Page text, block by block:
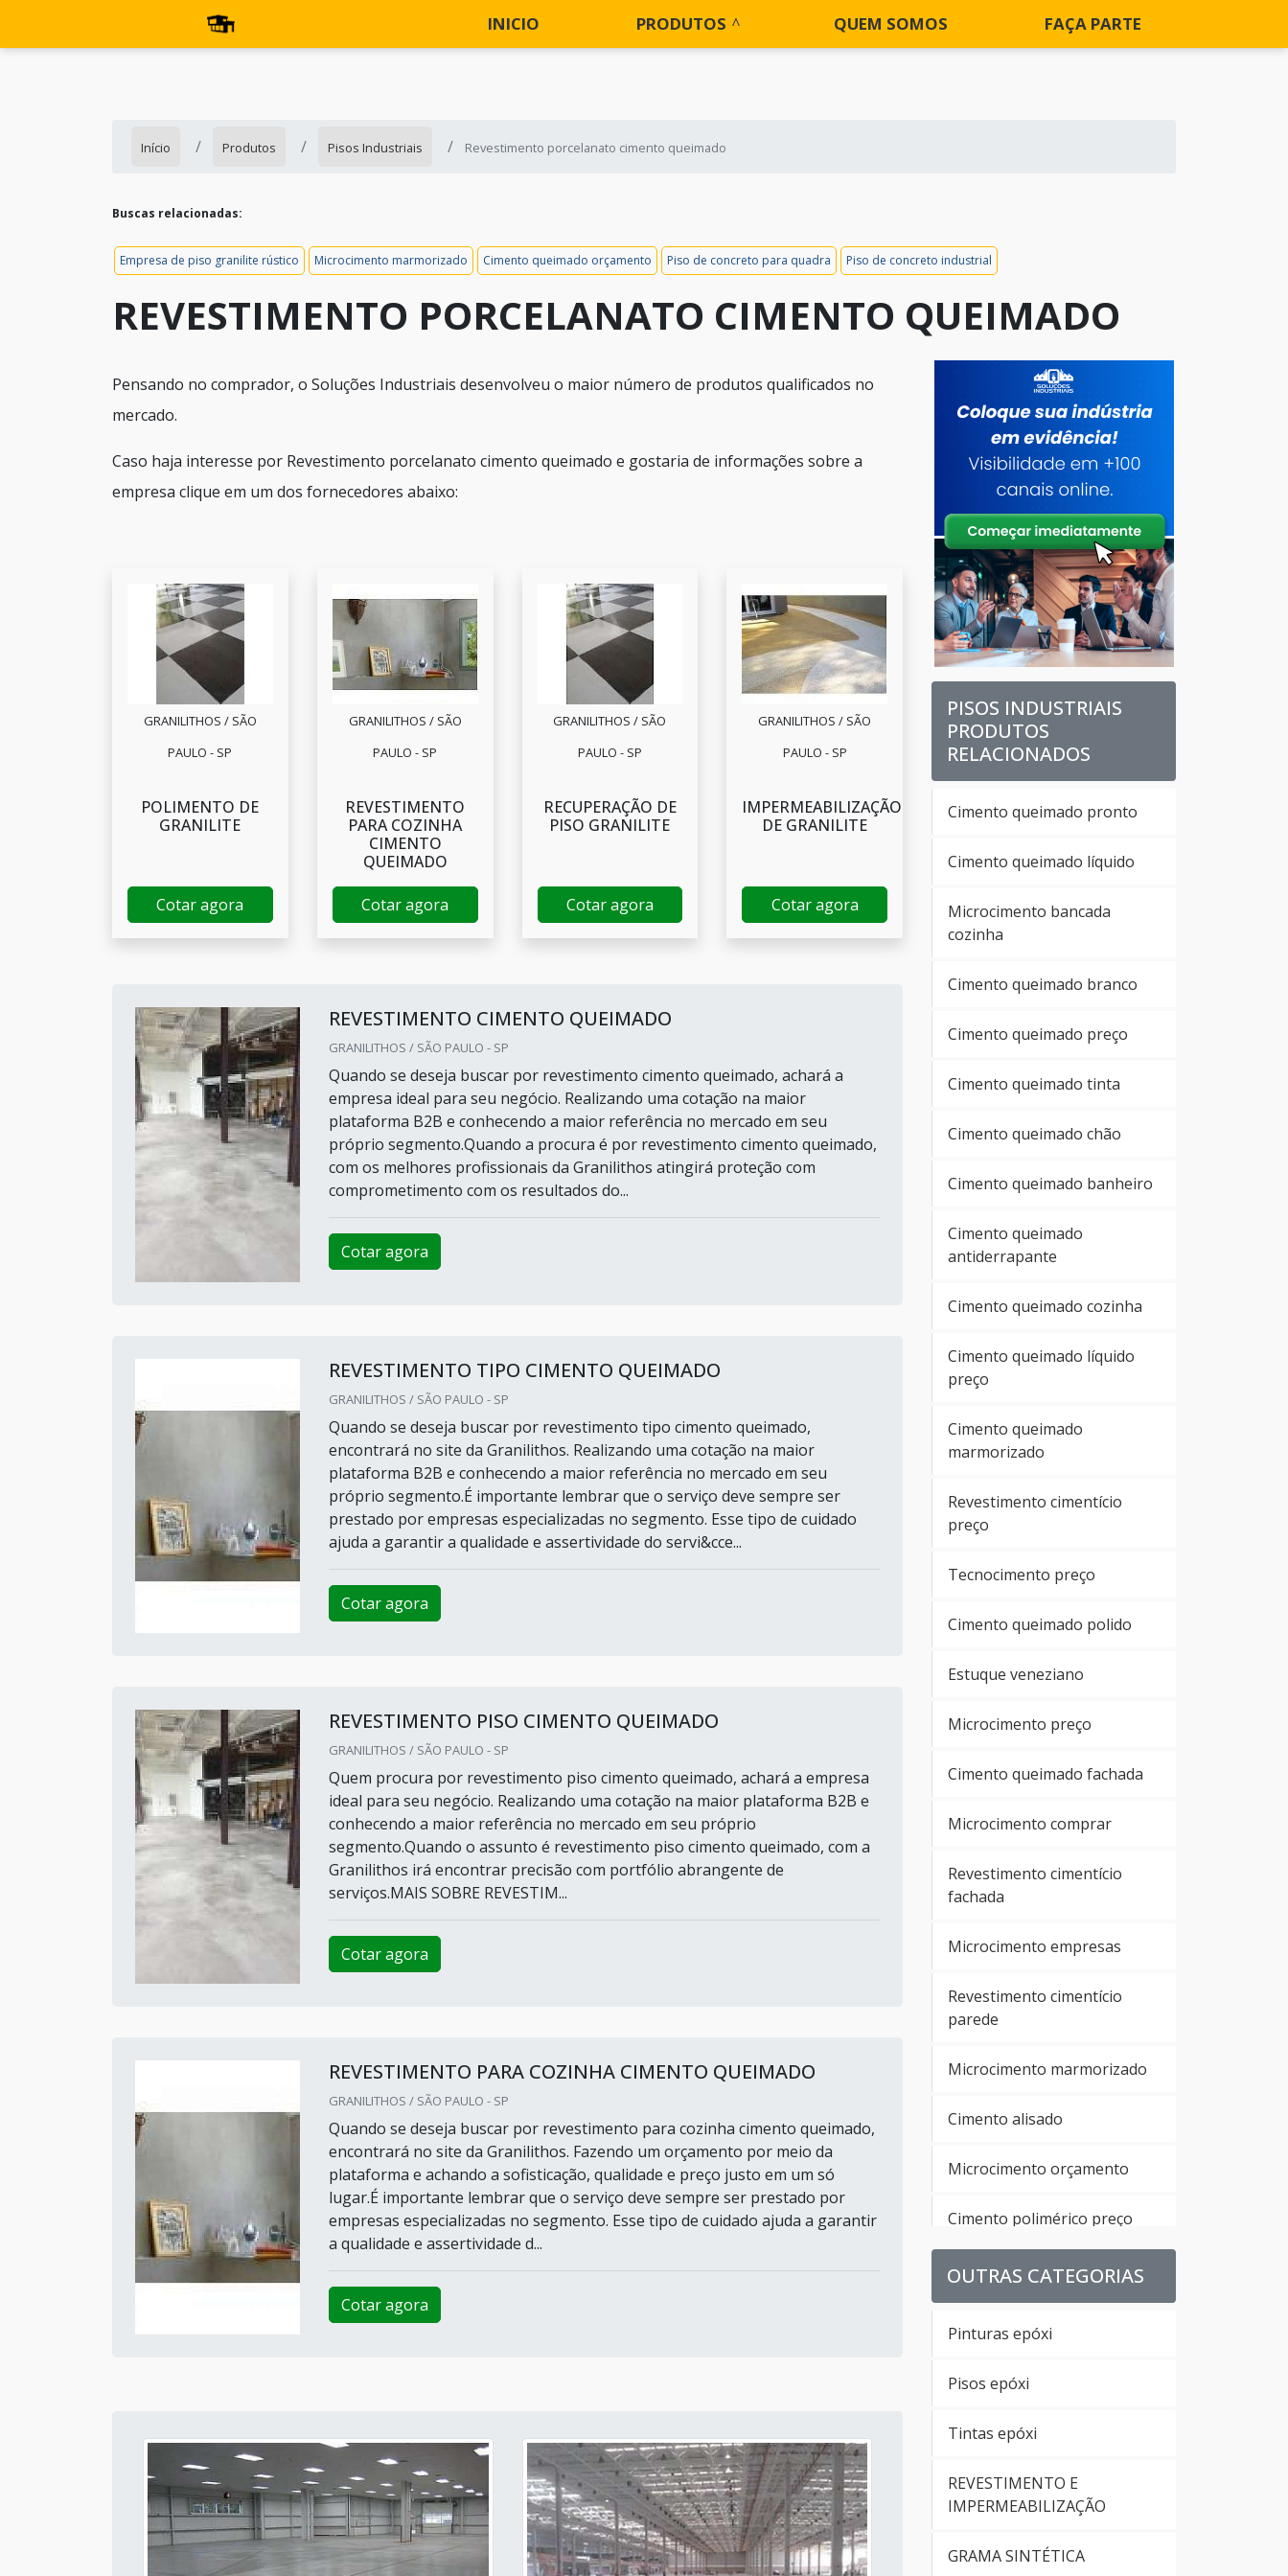
INICIO PRODUTOS QUEM SOMOS FAÇA PARTE
Início Produtos Pisos Industriais Revestimento porcelanato cimento queimado
Buscas relacionadas:
Empresa de piso granilite rústico Microcimento marmorizado Cimento queimado orçamento Piso de concreto para quadra Piso de concreto industrial
REVESTIMENTO PORCELANATO CIMENTO QUEIMADO
Pensando no comprador, o Soluções Industriais desenvolveu o maior número de produtos qualificados no
mercado.
Caso haja interesse por Revestimento porcelanato cimento queimado e gostaria de informações sobre a
empresa clique em um dos fornecedores abaixo:
GRANILITHOS / SÃO
PAULO - SP
POLIMENTO DE
GRANILITE
Cotar agora
GRANILITHOS / SÃO
PAULO - SP
REVESTIMENTO
PARA COZINHA
CIMENTO
QUEIMADO
Cotar agora
GRANILITHOS / SÃO
PAULO - SP
RECUPERAÇÃO DE
PISO GRANILITE
Cotar agora
GRANILITHOS / SÃO
PAULO - SP
IMPERMEABILIZAÇÃO
DE GRANILITE
Cotar agora
REVESTIMENTO CIMENTO QUEIMADO
GRANILITHOS / SÃO PAULO - SP
Quando se deseja buscar por revestimento cimento queimado, achará a
empresa ideal para seu negócio. Realizando uma cotação na maior
plataforma B2B e conhecendo a maior referência no mercado em seu
próprio segmento.Quando a procura é por revestimento cimento queimado,
com os melhores profissionais da Granilithos atingirá proteção com
comprometimento com os resultados do...
Cotar agora
REVESTIMENTO TIPO CIMENTO QUEIMADO
GRANILITHOS / SÃO PAULO - SP
Quando se deseja buscar por revestimento tipo cimento queimado,
encontrará no site da Granilithos. Realizando uma cotação na maior
plataforma B2B e conhecendo a maior referência no mercado em seu
próprio segmento.É importante lembrar que o serviço deve sempre ser
prestado por empresas especializadas no segmento. Esse tipo de cuidado
ajuda a garantir a qualidade e assertividade do servi&cce...
Cotar agora
REVESTIMENTO PISO CIMENTO QUEIMADO
GRANILITHOS / SÃO PAULO - SP
Quem procura por revestimento piso cimento queimado, achará a empresa
ideal para seu negócio. Realizando uma cotação na maior plataforma B2B e
conhecendo a maior referência no mercado em seu próprio
segmento.Quando o assunto é revestimento piso cimento queimado, com a
Granilithos irá encontrar precisão com portfólio abrangente de
serviços.MAIS SOBRE REVESTIM...
Cotar agora
REVESTIMENTO PARA COZINHA CIMENTO QUEIMADO
GRANILITHOS / SÃO PAULO - SP
Quando se deseja buscar por revestimento para cozinha cimento queimado,
encontrará no site da Granilithos. Fazendo um orçamento por meio da
plataforma e achando a sofisticação, qualidade e preço justo em um só
lugar.É importante lembrar que o serviço deve sempre ser prestado por
empresas especializadas no segmento. Esse tipo de cuidado ajuda a garantir
a qualidade e assertividade d...
Cotar agora
PISOS INDUSTRIAIS
PRODUTOS
RELACIONADOS
Cimento queimado pronto
Cimento queimado líquido
Microcimento bancada
cozinha
Cimento queimado branco
Cimento queimado preço
Cimento queimado tinta
Cimento queimado chão
Cimento queimado banheiro
Cimento queimado
antiderrapante
Cimento queimado cozinha
Cimento queimado líquido
preço
Cimento queimado
marmorizado
Revestimento cimentício
preço
Tecnocimento preço
Cimento queimado polido
Estuque veneziano
Microcimento preço
Cimento queimado fachada
Microcimento comprar
Revestimento cimentício
fachada
Microcimento empresas
Revestimento cimentício
parede
Microcimento marmorizado
Cimento alisado
Microcimento orçamento
Cimento polimérico preço
Cimento queimado valor
quadrado
Tecnocimento branco
Microcimento branco
Tecnocimento comprar
OUTRAS CATEGORIAS
Pinturas epóxi
Pisos epóxi
Tintas epóxi
REVESTIMENTO E
IMPERMEABILIZAÇÃO
GRAMA SINTÉTICA